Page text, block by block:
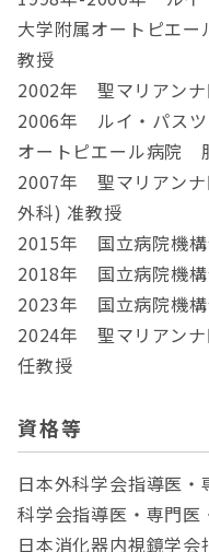
大学附属オートピエ
教授
2002年 聖マリアンナ
2006年 ルイ・パスツ
オートピエール病院
2007年 聖マリアンナ
外科) 准教授
2015年 国立病院機構
2018年 国立病院機構
2023年 国立病院機構
2024年 聖マリアンナ
任教授
資格等
日本外科学会指導医
科学会指導医・専門医
日本消化器内視鏡学